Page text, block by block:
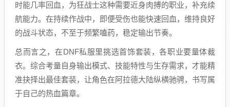
时能几率回血，为狂战士这种需要近身肉搏的职业，补充续
航能力。在持续作战中，即便受伤也能快速回血，维持良好
的战斗状态，不至于频繁嗑药，稳定输出节奏。
总而言之，在DNF私服里挑选首饰套装，各职业要量体裁
衣。综合考量自身输出模式、技能特性与生存需求，才能精
准抉择出最佳套装，让角色在阿拉德大陆纵横驰骋，书写属
于自己的热血篇章。